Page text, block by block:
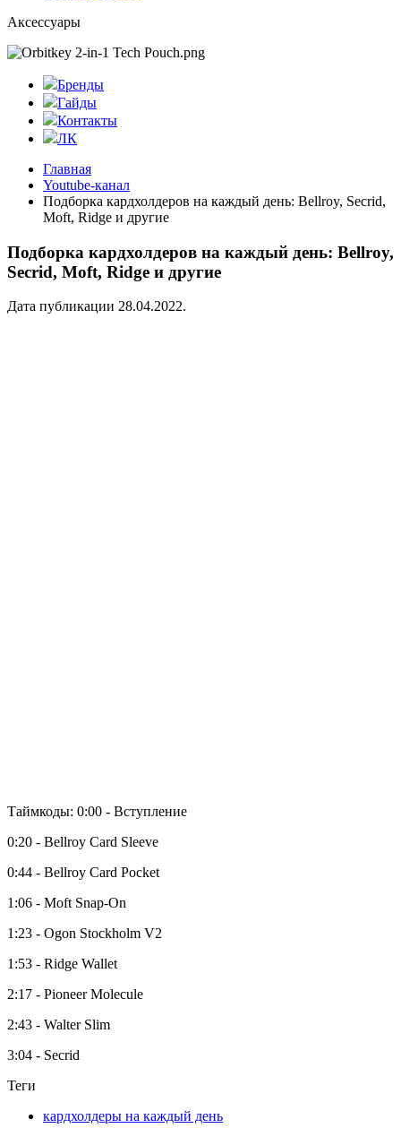
Аксессуары
Бренды
Гайды
Контакты
ЛК
Главная
Youtube-канал
Подборка кардхолдеров на каждый день: Bellroy, Secrid,
Moft, Ridge и другие
Подборка кардхолдеров на каждый день: Bellroy,
Secrid, Moft, Ridge и другие
Дата публикации 28.04.2022.
Таймкоды: 0:00 - Вступление
0:20 - Bellroy Card Sleeve
0:44 - Bellroy Card Pocket
1:06 - Moft Snap-On
1:23 - Ogon Stockholm V2
1:53 - Ridge Wallet
2:17 - Pioneer Molecule
2:43 - Walter Slim
3:04 - Secrid
Теги
кардхолдеры на каждый день